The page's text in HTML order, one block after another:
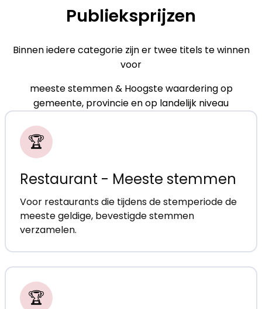
Publieksprijzen
Binnen iedere categorie zijn er twee titels te winnen
voor
meeste stemmen & Hoogste waardering op
gemeente, provincie en op landelijk niveau
🏆
Restaurant - Meeste stemmen
Voor restaurants die tijdens de stemperiode de
meeste geldige, bevestigde stemmen
verzamelen.
🏆